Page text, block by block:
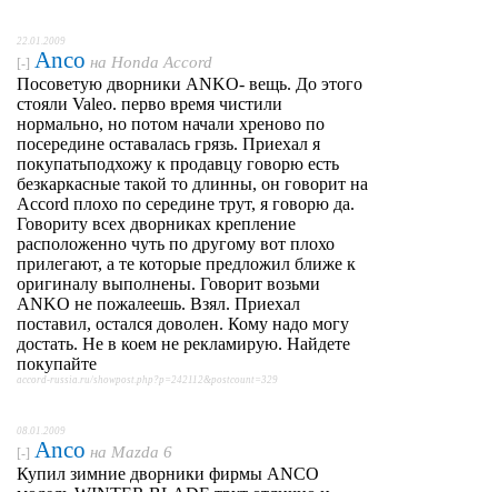
22.01.2009
[-] Anco на Honda Accord
Посоветую дворники АNKO- вещь. До этого
стояли Valeo. перво время чистили
нормально, но потом начали хреново по
посередине оставалась грязь. Приехал я
покупатьподхожу к продавцу говорю есть
безкаркасные такой то длинны, он говорит на
Accord плохо по середине трут, я говорю да.
Говориту всех дворниках крепление
расположенно чуть по другому вот плохо
прилегают, а те которые предложил ближе к
оригиналу выполнены. Говорит возьми
ANKO не пожалеешь. Взял. Приехал
поставил, остался доволен. Кому надо могу
достать. Не в коем не рекламирую. Найдете
покупайте
accord-russia.ru/showpost.php?p=242112&postcount=329
08.01.2009
[-] Anco на Mazda 6
Купил зимние дворники фирмы ANCO